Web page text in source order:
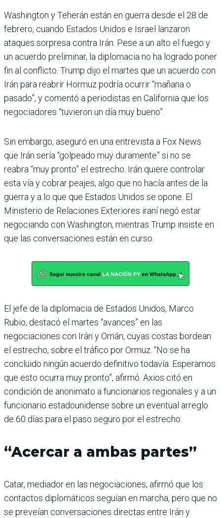
Washington y Teherán están en guerra desde el 28 de
febrero, cuando Estados Unidos e Israel lanzaron
ataques sorpresa contra Irán. Pese a un alto el fuego y
un acuerdo preliminar, la diplomacia no ha logrado poner
fin al conflicto. Trump dijo el martes que un acuerdo con
Irán para reabrir Hormuz podría ocurrir “mañana o
pasado”, y comentó a periodistas en California que los
negociadores “tuvieron un día muy bueno”.
Sin embargo, aseguró en una entrevista a Fox News
que Irán sería “golpeado muy duramente” si no se
reabra “muy pronto” el estrecho. Irán quiere controlar
esta vía y cobrar peajes, algo que no hacía antes de la
guerra y a lo que que Estados Unidos se opone. El
Ministerio de Relaciones Exteriores iraní negó estar
negociando con Washington, mientras Trump insiste en
que las conversaciones están en curso.
El jefe de la diplomacia de Estados Unidos, Marco
Rubio, destacó el martes “avances” en las
negociaciones con Irán y Omán, cuyas costas bordean
el estrecho, sobre el tráfico por Ormuz. “No se ha
concluido ningún acuerdo definitivo todavía. Esperamos
que esto ocurra muy pronto”, afirmó. Axios citó en
condición de anonimato a funcionarios regionales y a un
funcionario estadounidense sobre un eventual arreglo
de 60 días para el paso seguro por el estrecho.
“Acercar a ambas partes”
Catar, mediador en las negociaciones, afirmó que los
contactos diplomáticos seguían en marcha, pero que no
se preveían conversaciones directas entre Irán y